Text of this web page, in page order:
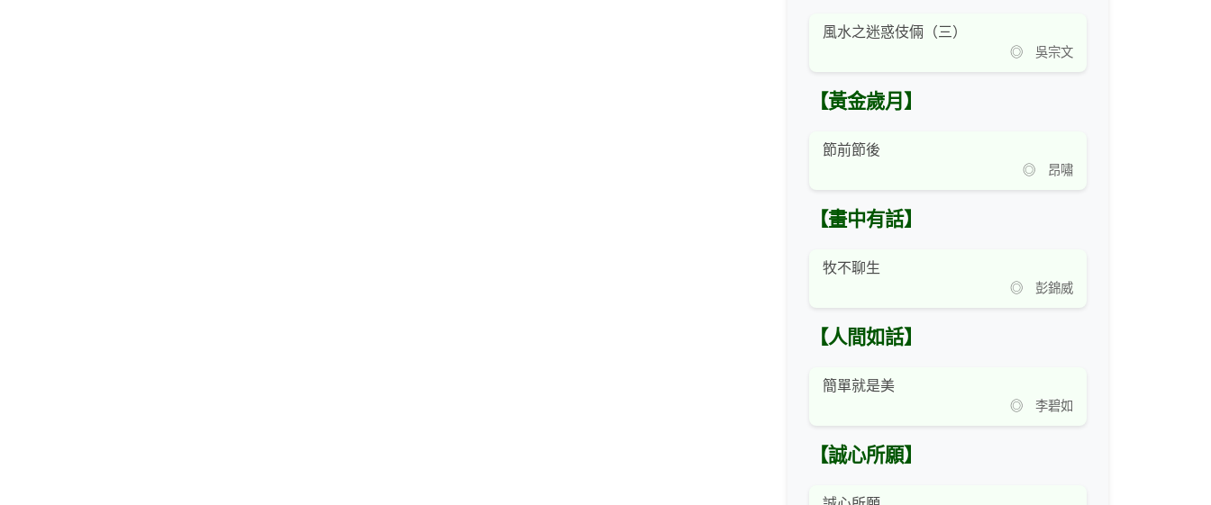
風水之迷惑伎倆（三）
◎ 吳宗文
【黃金歲月】
節前節後
◎ 昂嘯
【畫中有話】
牧不聊生
◎ 彭錦威
【人間如話】
簡單就是美
◎ 李碧如
【誠心所願】